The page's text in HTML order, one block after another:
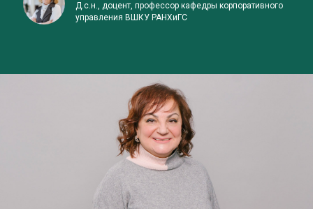
Д.с.н., доцент, профессор кафедры корпоративного
управления ВШКУ РАНХиГС